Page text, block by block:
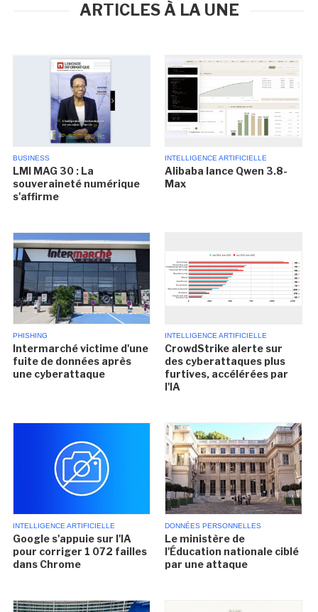
ARTICLES À LA UNE
BUSINESS
LMI MAG 30 : La
souveraineté numérique
s'affirme
INTELLIGENCE ARTIFICIELLE
Alibaba lance Qwen 3.8-
Max
PHISHING
Intermarché victime d'une
fuite de données après
une cyberattaque
INTELLIGENCE ARTIFICIELLE
CrowdStrike alerte sur
des cyberattaques plus
furtives, accélérées par
l'IA
INTELLIGENCE ARTIFICIELLE
Google s'appuie sur l'IA
pour corriger 1 072 failles
dans Chrome
DONNÉES PERSONNELLES
Le ministère de
l'Éducation nationale ciblé
par une attaque